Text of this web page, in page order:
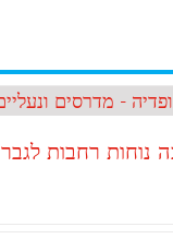
נוחות רחבות לגבר